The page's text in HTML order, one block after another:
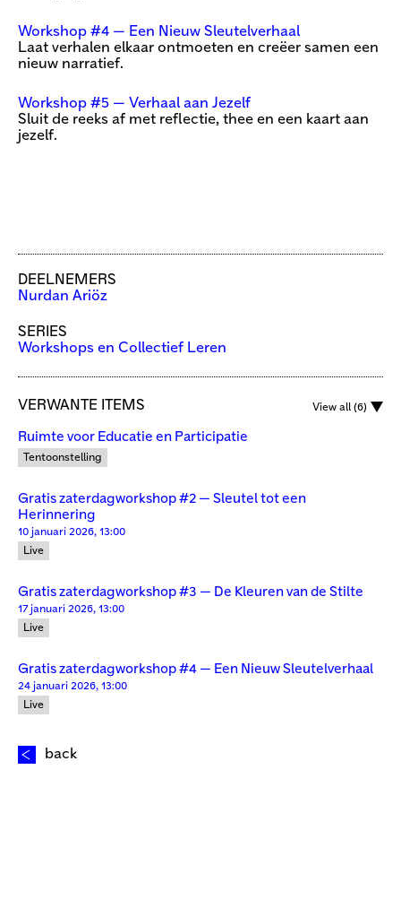
Workshop #4 — Een Nieuw Sleutelverhaal
Laat verhalen elkaar ontmoeten en creëer samen een
nieuw narratief.
Workshop #5 — Verhaal aan Jezelf
Sluit de reeks af met reflectie, thee en een kaart aan
jezelf.
DEELNEMERS
Nurdan Ariöz
SERIES
Workshops en Collectief Leren
VERWANTE ITEMS View all (6)
Ruimte voor Educatie en Participatie
Tentoonstelling
Gratis zaterdagworkshop #2 — Sleutel tot een
Herinnering
10 januari 2026, 13:00
Live
Gratis zaterdagworkshop #3 — De Kleuren van de Stilte
17 januari 2026, 13:00
Live
Gratis zaterdagworkshop #4 — Een Nieuw Sleutelverhaal
24 januari 2026, 13:00
Live
back